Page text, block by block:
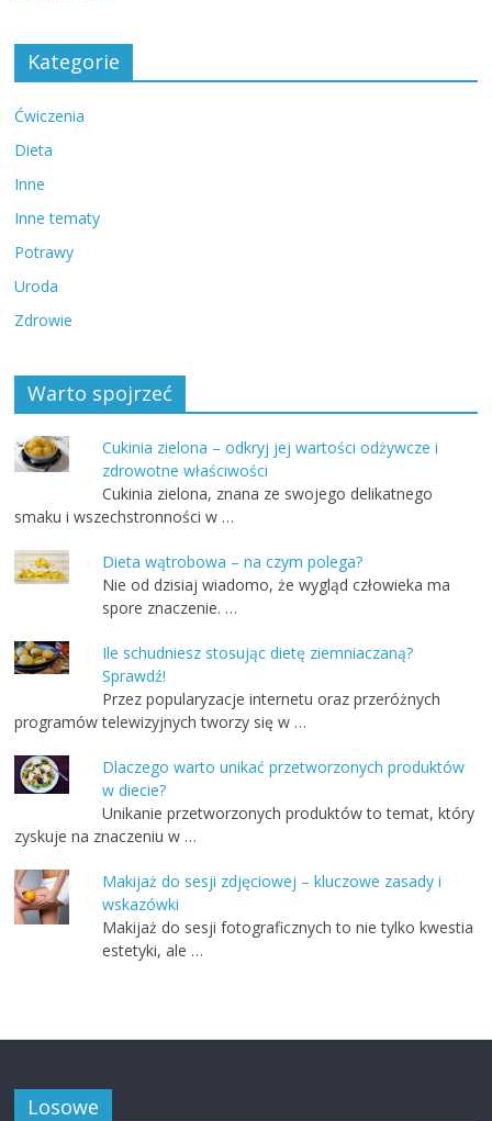
Kategorie
Ćwiczenia
Dieta
Inne
Inne tematy
Potrawy
Uroda
Zdrowie
Warto spojrzeć
Cukinia zielona – odkryj jej wartości odżywcze i
zdrowotne właściwości
Cukinia zielona, znana ze swojego delikatnego
smaku i wszechstronności w …
Dieta wątrobowa – na czym polega?
Nie od dzisiaj wiadomo, że wygląd człowieka ma
spore znaczenie. …
Ile schudniesz stosując dietę ziemniaczaną?
Sprawdź!
Przez popularyzacje internetu oraz przeróżnych
programów telewizyjnych tworzy się w …
Dlaczego warto unikać przetworzonych produktów
w diecie?
Unikanie przetworzonych produktów to temat, który
zyskuje na znaczeniu w …
Makijaż do sesji zdjęciowej – kluczowe zasady i
wskazówki
Makijaż do sesji fotograficznych to nie tylko kwestia
estetyki, ale …
Losowe